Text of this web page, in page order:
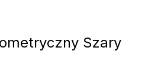
Szary